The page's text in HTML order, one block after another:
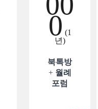
0 (1
년)
북톡방
+ 월례
포럼